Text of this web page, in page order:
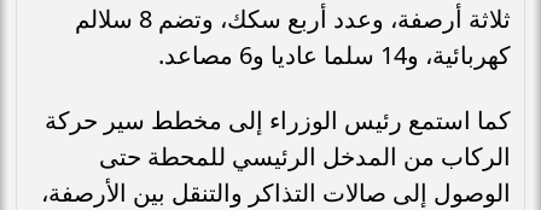
ثلاثة أرصفة، وعدد أربع سكك، وتضم 8 سلالم
كهربائية، و14 سلما عاديا و6 مصاعد.
كما استمع رئيس الوزراء إلى مخطط سير حركة
الركاب من المدخل الرئيسي للمحطة حتى
الوصول إلى صالات التذاكر والتنقل بين الأرصفة،